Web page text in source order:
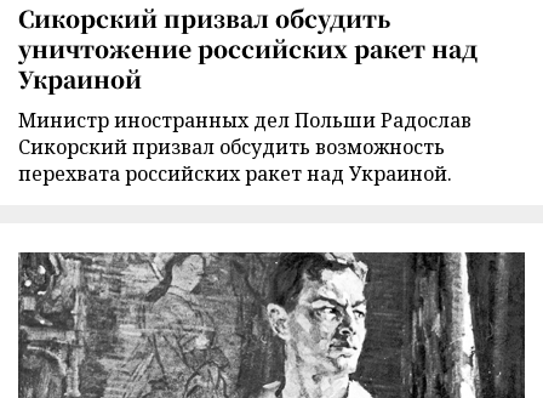
Сикорский призвал обсудить
уничтожение российских ракет над
Украиной
Министр иностранных дел Польши Радослав
Сикорский призвал обсудить возможность
перехвата российских ракет над Украиной.